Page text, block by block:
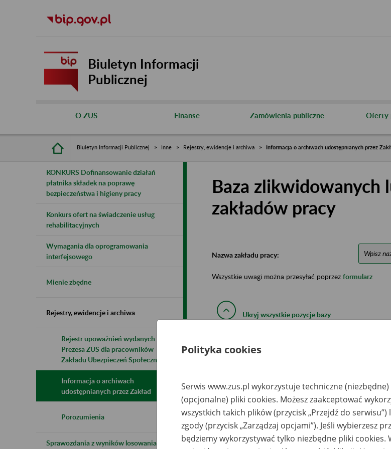
Biuletyn Informacji
Publicznej
O ZUS Finanse Zamówienia publiczne Oferty
Biuletyn Informacji Publicznej Inne Rejestry, ewidencje i archiwa Informacja o archiwach udostępnianych przez
KONKURS Dofinansowanie działań
płatnika składek na poprawę
bezpieczeństwa i higieny pracy
Konkurs ofert na świadczenie usług
rehabilitacyjnych
Wymagania dla oprogramowania
interfejsowego
Mienie zbędne
Rejestry, ewidencje i archiwa
Rejestr upoważnień wydanych przez
Prezesa ZUS dla pracowników
Zakładu Ubezpieczeń Społecznych
Informacja o archiwach
udostępnianych przez Zakład
Porozumienia
Sprawozdania z wyników losowania do
Baza zlikwidowanych
zakładów pracy
Nazwa zakładu pracy:
Wszystkie uwagi można przesyłać poprzez formularz
Ukryj wszystkie pozycje bazy
Nazwa
Spółdzielczy Zakład
Usługowo-Handlowy
Kółek Rolniczych w
likwidacji Orpiszew -
Kobierno, ul
Koźmińska 32
ULMEX ARCHIWUM
Sp. z o.o. e-mail:
biuro@ulmex.eu, tel.
+48 62 736 11 20,
www.ulmex.eu
Polityka cookies
Serwis www.zus.pl wykorzystuje techniczne
(opcjonalne) pliki cookies. Możesz zaakceptować
wszystkich takich plików (przycisk „Przejdź do
zgody (przycisk „Zarządzaj opcjami”). Jeśli wybierzesz
będziemy wykorzystywać tylko niezbędne pliki cookies.